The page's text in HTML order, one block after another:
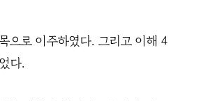
으로 이주하였다. 그리고 이해 4
다.